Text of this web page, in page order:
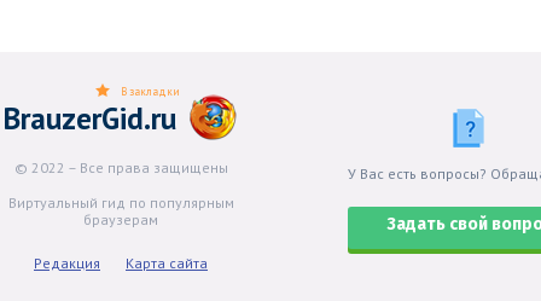
BrauzerGid.ru
© 2022 – Все права защищены
Виртуальный гид по популярным
браузерам
Редакция Карта сайта
В закладки
У Вас есть вопросы?
Задать свой